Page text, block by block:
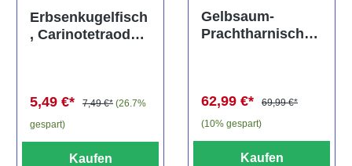
Durchschnittliche Bewertung von 5 von 5 Sternen
Erbsenkugelfisch
, Carinotetraodon
5,49 €* 7,49 €* (26.7%
gespart)
Kaufen
Gelbsaum-
Prachtharnischw
62,99 €*
69,99 €*
(10% gespart)
Kaufen